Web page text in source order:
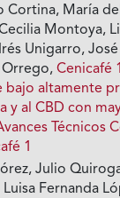
Cortina, María
Montoya,
Unigarro,
Orrego,Cenicafé
bajo altamente
y al CBD con
Técnicos
1
Julio
Fernanda